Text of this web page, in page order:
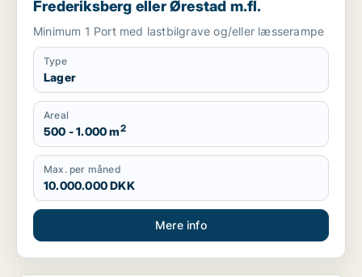
Frederiksberg eller Ørestad m.fl.
Minimum 1 Port med lastbilgrave og/eller læsserampe
Type
Lager
Areal
500 - 1.000 m2
Max. per måned
10.000.000 DKK
Mere info